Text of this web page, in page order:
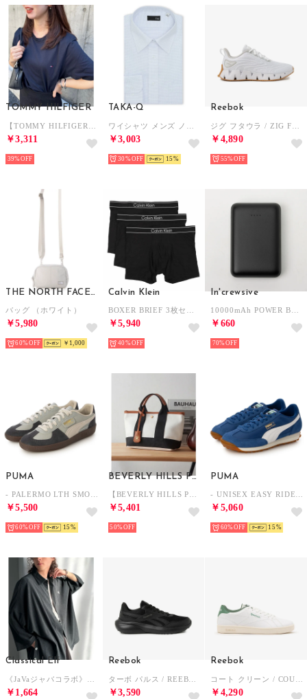
TOMMY HILFIGER
￥3,311
39%
TAKA-Q
￥3,003
30% 15
Reebok
￥4,890
55%
THE NORTH FACE WHITE LABEL
バッグ （ホワイト）
￥5,980
60% ￥1,000
Calvin Klein
￥5,940
40%
In'crewsive
￥660
70%
PUMA
￥5,500
60% 15
BEVERLY HILLS POLO CLUB
￥5,401
50%
PUMA
￥5,060
60% 15
Classical Elf
￥1,664
Reebok
￥3,590
Reebok
￥4,290